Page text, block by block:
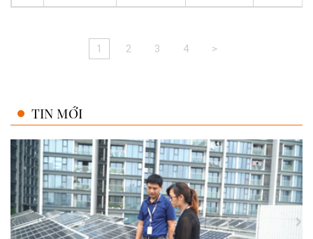
1 2 3 4 >
TIN MỚI